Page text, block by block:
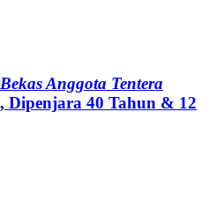
Anggota Tentera
Dipenjara 40 Tahun & 12